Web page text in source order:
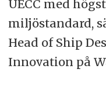
UECC med
miljöstandard,
Head of Ship
Innovation på